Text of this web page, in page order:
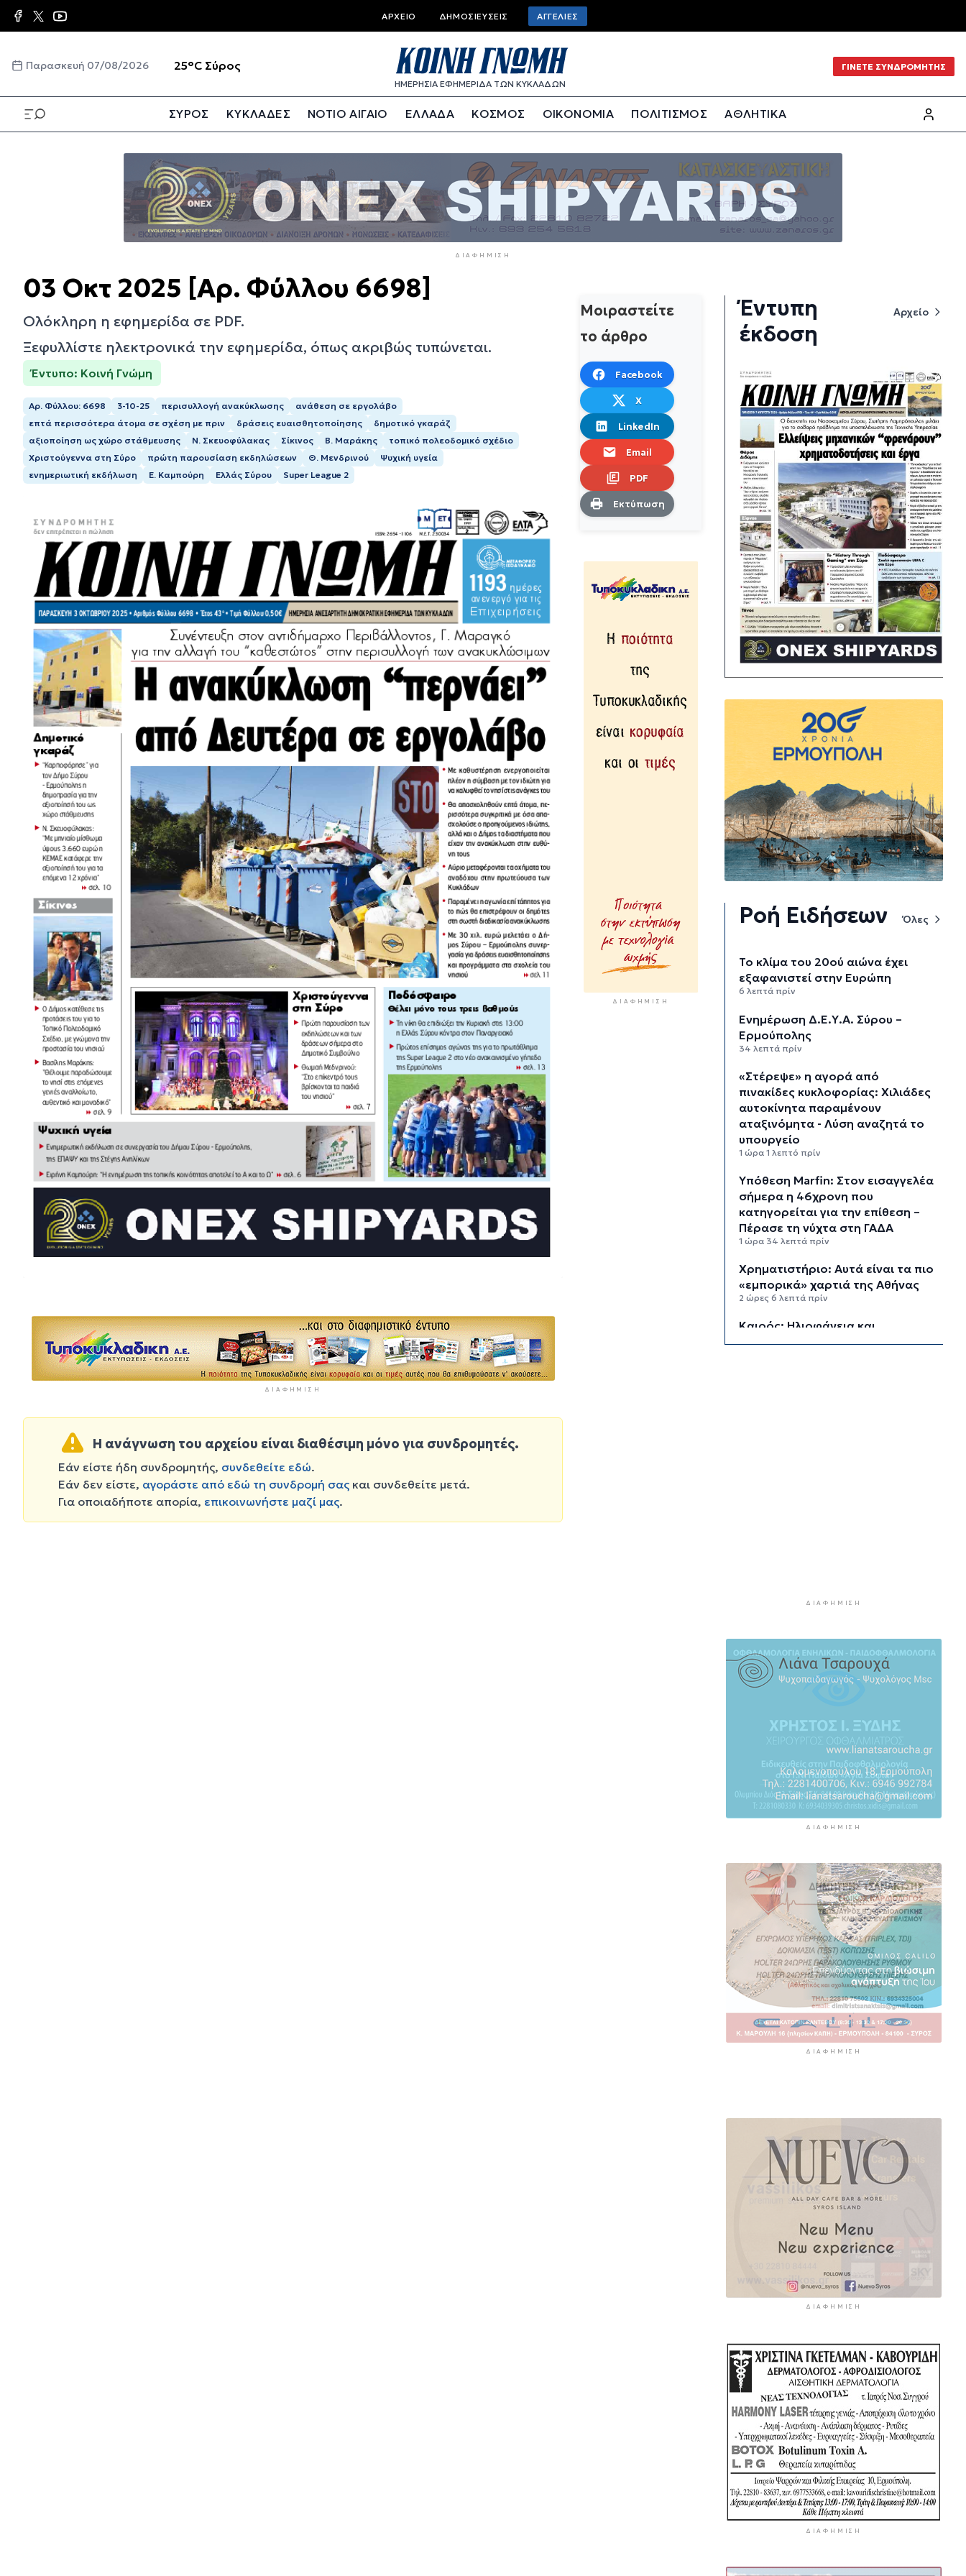
Παράκαμψη
προς
κυρίως
Top
bar
menu
ΑΡΧΕΊΟ ΔΗΜΟΣΙΕΎΣΕΙΣ ΑΓΓΕΛΊΕΣ
Παρασκευή 07/08/2026 25°C Σύρος
ΗΜΕΡΗΣΙΑ ΕΦΗΜΕΡΙΔΑ ΤΩΝ ΚΥΚΛΑΔΩΝ
ΓΙΝΕΤΕ ΣΥΝΔΡΟΜΗΤΗΣ
ΣΥΡΟΣ ΚΥΚΛΑΔΕΣ ΝΟΤΙΟ ΑΙΓΑΙΟ ΕΛΛΑΔΑ ΚΟΣΜΟΣ ΟΙΚΟΝΟΜΙΑ ΠΟΛΙΤΙΣΜΟΣ
ΑΘΛΗΤΙΚΑ
ΔΙΑΦΉΜΙΣΗ
03 Οκτ 2025 [Αρ. Φύλλου 6698]
Ολόκληρη η εφημερίδα σε PDF.
Ξεφυλλίστε ηλεκτρονικά την εφημερίδα, όπως ακριβώς τυπώνεται.
Έντυπο: Κοινή Γνώμη
Αρ. Φύλλου: 6698 3-10-25 περισυλλογή ανακύκλωσης
ανάθεση σε εργολάβο
επτά περισσότερα άτομα σε σχέση με πριν
δράσεις ευαισθητοποίησης
δημοτικό γκαράζ
αξιοποίηση ως χώρο στάθμευσης
Ν. Σκευοφύλακας Σίκινος Β. Μαράκης
τοπικό πολεοδομικό σχέδιο
Χριστούγεννα στη Σύρο
πρώτη παρουσίαση εκδηλώσεων Θ. Μενδρινού
Ψυχική υγεία
ενημεριωτική εκδήλωση
Ε. Καμπούρη Ελλάς Σύρου Super League 2
ΔΙΑΦΉΜΙΣΗ
Η ανάγνωση του αρχείου είναι διαθέσιμη μόνο για συνδρομητές.
Εάν είστε ήδη συνδρομητής, συνδεθείτε εδώ.
Εάν δεν είστε, αγοράστε από εδώ τη συνδρομή σας και συνδεθείτε μετά.
Για οποιαδήποτε απορία, επικοινωνήστε μαζί μας.
Μοιραστείτε
το άρθρο
Facebook
X
LinkedIn
Email
PDF
Εκτύπωση
ΔΙΑΦΉΜΙΣΗ
Έντυπη
έκδοση
Αρχείο
Ροή Ειδήσεων Όλες
Το κλίμα του 20ού αιώνα έχει
εξαφανιστεί στην Ευρώπη
6 λεπτά πρίν
Ενημέρωση Δ.Ε.Υ.Α. Σύρου –
Ερμούπολης
34 λεπτά πρίν
«Στέρεψε» η αγορά από
πινακίδες κυκλοφορίας: Χιλιάδες
αυτοκίνητα παραμένουν
αταξινόμητα - Λύση αναζητά το
υπουργείο
1 ώρα 1 λεπτό πρίν
Υπόθεση Marfin: Στον εισαγγελέα
σήμερα η 46χρονη που
κατηγορείται για την επίθεση –
Πέρασε τη νύχτα στη ΓΑΔΑ
1 ώρα 34 λεπτά πρίν
Χρηματιστήριο: Αυτά είναι τα πιο
«εμπορικά» χαρτιά της Αθήνας
2 ώρες 6 λεπτά πρίν
Καιρός: Ηλιοφάνεια και
θερμοκρασία έως 38 βαθμούς
3 ώρες 17 λεπτά πρίν
διεκδικήσεις χρηματοδοτήσεων
και έργα
3 ώρες 21 λεπτά πρίν
Διδύμης
3 ώρες 26 λεπτά πρίν
ΔΙΑΦΉΜΙΣΗ
ΔΙΑΦΉΜΙΣΗ
ΔΙΑΦΉΜΙΣΗ
ΔΙΑΦΉΜΙΣΗ
ΔΙΑΦΉΜΙΣΗ